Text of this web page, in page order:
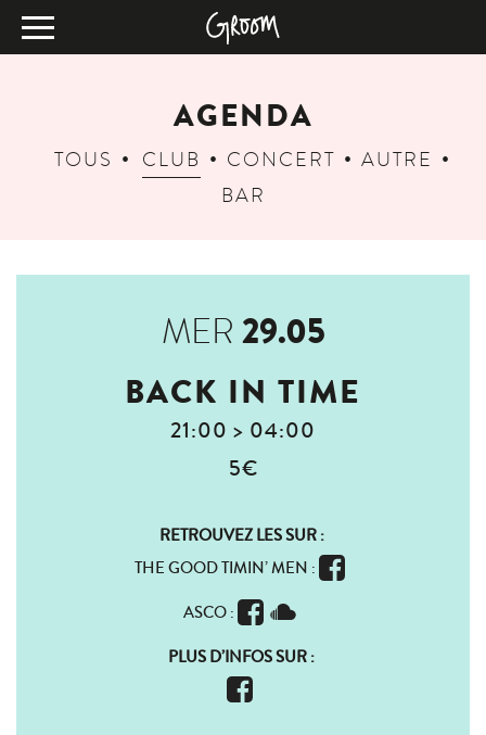
AGENDA
TOUS CLUB CONCERT
AUTRE
BAR
MER 29.05
BACK IN TIME
21:00 > 04:00
5€
RETROUVEZ LES SUR :
THE GOOD TIMIN’ MEN :
ASCO :
PLUS D’INFOS SUR :